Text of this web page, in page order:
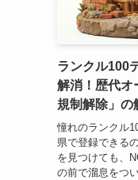
ランクル100
解消！歴代オ
規制解除」の
憧れのランクル
県で登録できる
を見つけても、
の前で溜息をつ